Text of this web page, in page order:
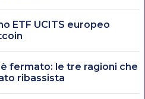
ETF UCITS europeo
fermato: le tre ragioni che
ribassista